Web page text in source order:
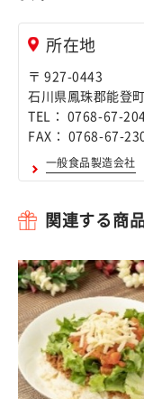
所在地
〒 927-0443
石川県鳳珠郡能登
TEL： 0768-67-
FAX： 0768-67-
一般食品製造会社
関連する商